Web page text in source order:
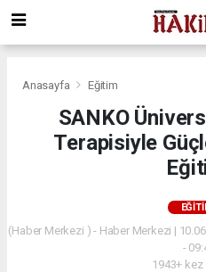
Anasayfa Eğitim
SANKO
Terapisiyle
(Haber Merkezi ) - Haber Merkezi |
-
1943+ kez